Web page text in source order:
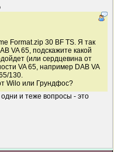
Format.zip 30 BF TS. Я так
VA 65, подскажите какой
(или сердцевина от
VA 65, например DAB VA
130.
Wilo или Грундфос?
и теже вопросы - это